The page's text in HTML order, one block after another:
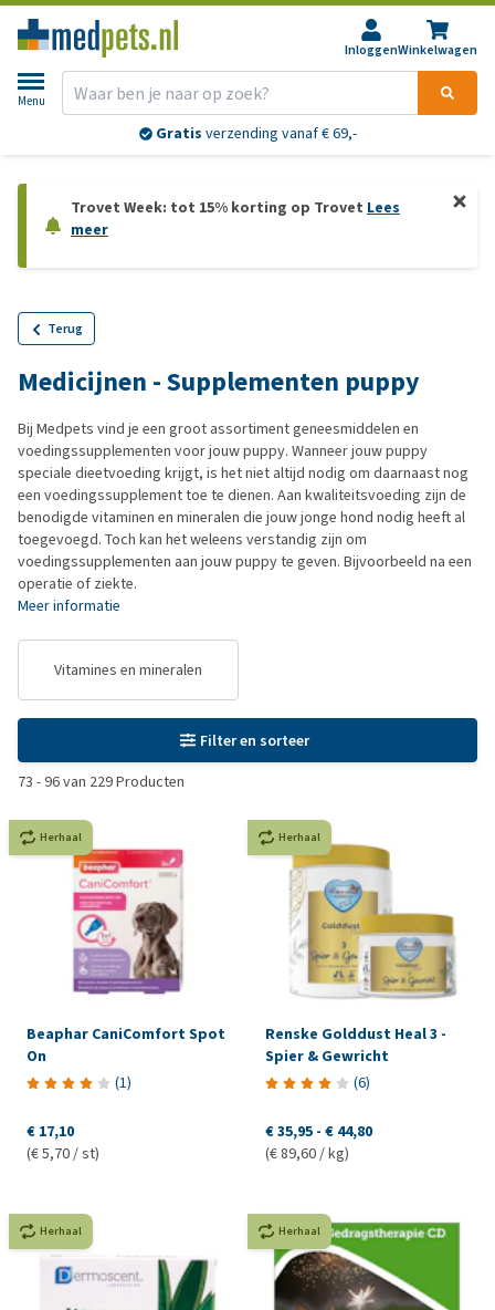
InloggenWinkelwagen
Menu
Gratis verzending vanaf € 69,-
Trovet Week: tot 15% korting op Trovet Lees
meer
Terug
Medicijnen - Supplementen puppy
Bij Medpets vind je een groot assortiment geneesmiddelen en
voedingssupplementen voor jouw puppy. Wanneer jouw puppy
speciale dieetvoeding krijgt, is het niet altijd nodig om daarnaast nog
een voedingssupplement toe te dienen. Aan kwaliteitsvoeding zijn de
benodigde vitaminen en mineralen die jouw jonge hond nodig heeft al
toegevoegd. Toch kan het weleens verstandig zijn om
voedingssupplementen aan jouw puppy te geven. Bijvoorbeeld na een
operatie of ziekte.
Meer informatie
Vitamines en mineralen
Filter en sorteer
73 -96van 229Producten
Herhaal
Beaphar CaniComfort Spot
On
(1)
€ 17,10
(€ 5,70 / st)
Herhaal
Renske Golddust Heal 3 -
Spier & Gewricht
(6)
€ 35,95 - € 44,80
(€ 89,60 / kg)
Herhaal Herhaal